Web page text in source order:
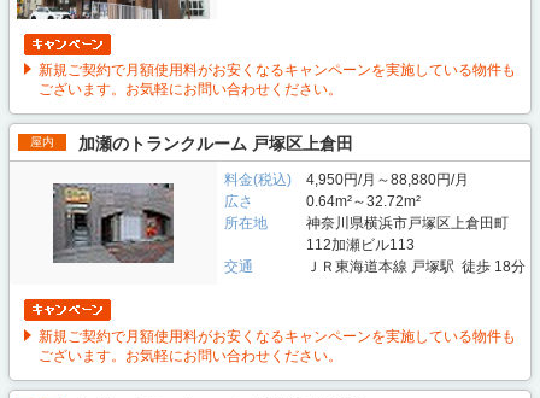
新規ご契約で月額使用料がお安くなるキャンペーンを実施している物件も
ございます。お気軽にお問い合わせください。
屋内 加瀬のトランクルーム 戸塚区上倉田
料金(税込)
4,950円/月～88,880円/月
広さ
0.64m²～32.72m²
所在地
神奈川県横浜市戸塚区上倉田町
112加瀬ビル113
交通
ＪＲ東海道本線 戸塚駅 徒歩 18分
新規ご契約で月額使用料がお安くなるキャンペーンを実施している物件も
ございます。お気軽にお問い合わせください。